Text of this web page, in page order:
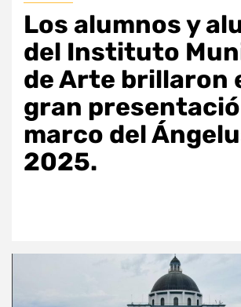
Los alumnos y
del Instituto
de Arte brillaron
gran
marco del
2025.